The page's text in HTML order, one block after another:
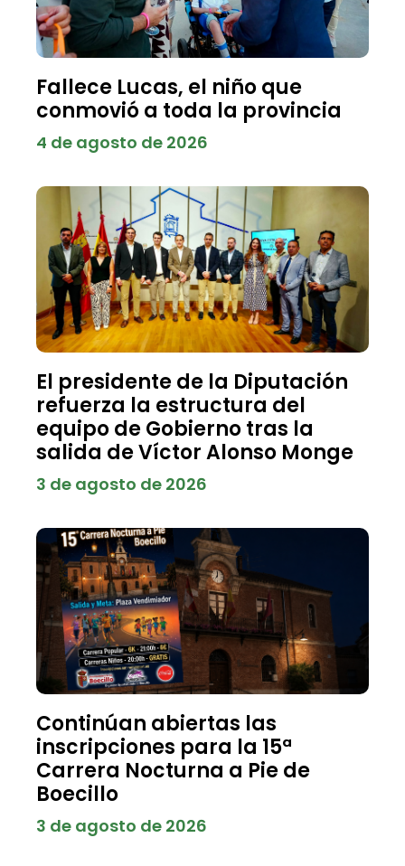
Fallece Lucas, el niño que
conmovió a toda la provincia
4 de agosto de 2026
El presidente de la Diputación
refuerza la estructura del
equipo de Gobierno tras la
salida de Víctor Alonso Monge
3 de agosto de 2026
Continúan abiertas las
inscripciones para la 15ª
Carrera Nocturna a Pie de
Boecillo
3 de agosto de 2026